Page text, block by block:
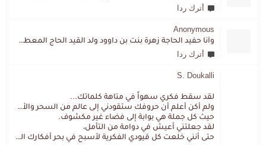
أترك ردا
Anonymous
وأنا حفيد الحاجة زهرة بنت بن داوود ولد القيد الحاج المعطي المزمزي . ولا نمتلك من إرثه شيئا .
أترك ردا
S. Doukalli
لقد سقط فكري سهواً في متاهة كلماتك...
ولم أكن أعلم أن حروفك ستقودني إلى عالم من السحر والألغاز،
حيث كل جملة هي بوابة إلى فضاء غير مكشوف.
لقد جعلتني أعيش في دوامة من التأمل،
حتى أنني خلعت كل قيودي الفكرية لأسبح في بحر أفكارك العميق.